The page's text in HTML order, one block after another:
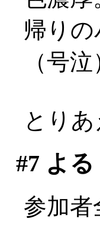
帰り
（号泣
とり
#7 よる
参加